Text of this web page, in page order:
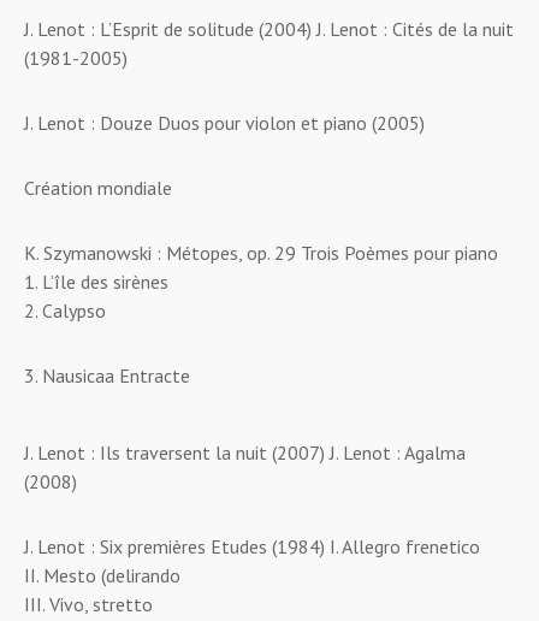
J. Lenot : L’Esprit de solitude (2004) J. Lenot : Cités de la nuit
(1981-2005)
J. Lenot : Douze Duos pour violon et piano (2005)
Création mondiale
K. Szymanowski : Métopes, op. 29 Trois Poèmes pour piano
1. L’île des sirènes
2. Calypso
3. Nausicaa Entracte
J. Lenot : Ils traversent la nuit (2007) J. Lenot : Agalma
(2008)
J. Lenot : Six premières Etudes (1984) I. Allegro frenetico
II. Mesto (delirando
III. Vivo, stretto